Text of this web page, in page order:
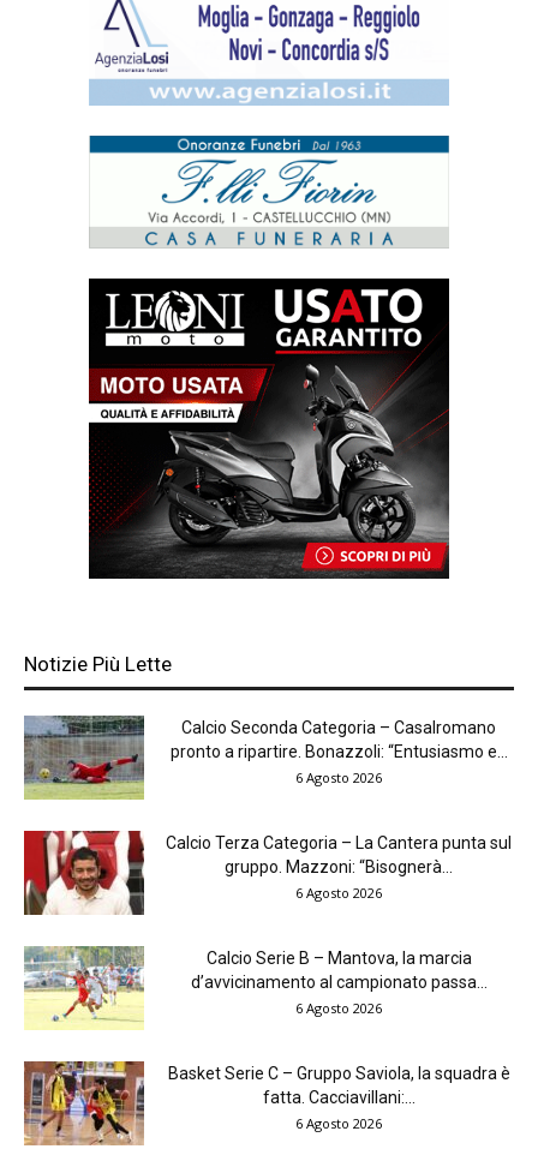
Notizie Più Lette
Calcio Seconda Categoria – Casalromano
pronto a ripartire. Bonazzoli: “Entusiasmo e...
6 Agosto 2026
Calcio Terza Categoria – La Cantera punta sul
gruppo. Mazzoni: “Bisognerà...
6 Agosto 2026
Calcio Serie B – Mantova, la marcia
d’avvicinamento al campionato passa...
6 Agosto 2026
Basket Serie C – Gruppo Saviola, la squadra è
fatta. Cacciavillani:...
6 Agosto 2026